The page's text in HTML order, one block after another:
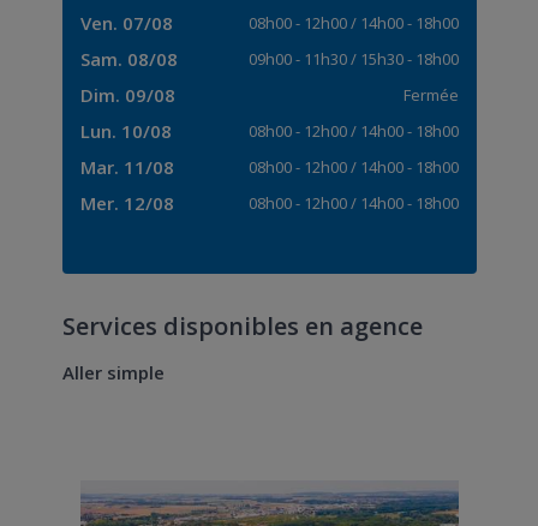
Ven. 07/08 08h00- 12h00/ 14h00- 18h00
Sam. 08/08 09h00- 11h30/ 15h30- 18h00
Dim. 09/08 Fermée
Lun. 10/08 08h00- 12h00/ 14h00- 18h00
Mar. 11/08 08h00- 12h00/ 14h00- 18h00
Mer. 12/08 08h00- 12h00/ 14h00- 18h00
Services disponibles en agence
Aller simple